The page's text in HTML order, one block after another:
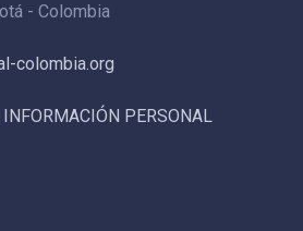
- Colombia
colombia.org
PERSONAL